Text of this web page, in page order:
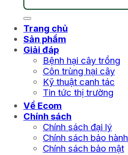
Trang chủ
Sản phẩm
Giải đáp
Bệnh hại cây trồng
Côn trùng hại cây
Kỹ thuật canh tác
Tin tức thị trường
Về Ecom
Chính sách
Chính sách đại lý
Chính sách bảo hành
Chính sách bảo mật